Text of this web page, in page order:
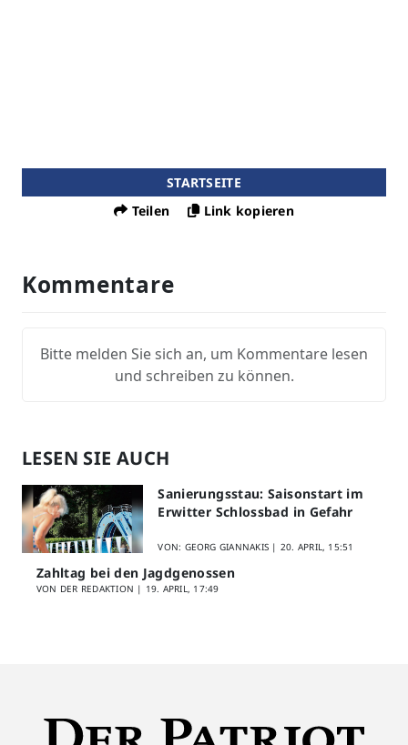
STARTSEITE
Teilen
Link kopieren
Kommentare
Bitte melden Sie sich an, um Kommentare lesen
und schreiben zu können.
LESEN SIE AUCH
Sanierungsstau: Saisonstart im
Erwitter Schlossbad in Gefahr
VON: GEORG GIANNAKIS | 20. APRIL, 15:51
Zahltag bei den Jagdgenossen
VON DER REDAKTION | 19. APRIL, 17:49